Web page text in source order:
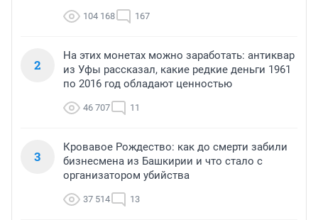
104 168 167
2
На этих монетах можно заработать: антиквар
из Уфы рассказал, какие редкие деньги 1961
по 2016 год обладают ценностью
46 707 11
3
Кровавое Рождество: как до смерти забили
бизнесмена из Башкирии и что стало с
организатором убийства
37 514 13